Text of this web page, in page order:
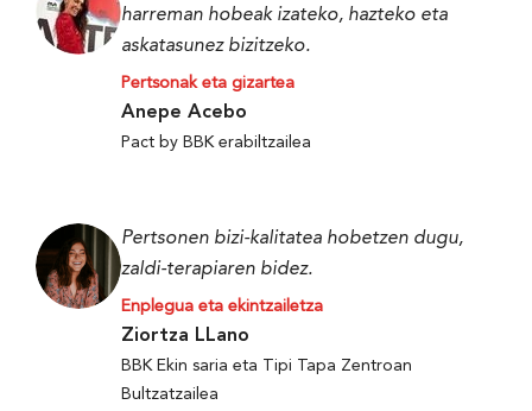
harreman hobeak izateko, hazteko eta
askatasunez bizitzeko.
Pertsonak eta gizartea
Anepe Acebo
Pact by BBK erabiltzailea
Pertsonen bizi-kalitatea hobetzen dugu,
zaldi-terapiaren bidez.
Enplegua eta ekintzailetza
Ziortza LLano
BBK Ekin saria eta Tipi Tapa Zentroan
Bultzatzailea